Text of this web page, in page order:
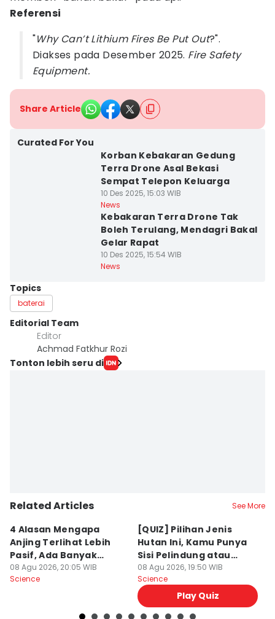
Referensi
"Why Can’t Lithium Fires Be Put Out?".
Diakses pada Desember 2025. Fire Safety
Equipment.
Share Article
Curated For You
Korban Kebakaran Gedung
Terra Drone Asal Bekasi
Sempat Telepon Keluarga
10 Des 2025, 15:03 WIB
News
Kebakaran Terra Drone Tak
Boleh Terulang, Mendagri Bakal
Gelar Rapat
10 Des 2025, 15:54 WIB
News
Topics
baterai
Editorial Team
Editor
Achmad Fatkhur Rozi
Tonton lebih seru di
Related Articles See More
4 Alasan Mengapa
Anjing Terlihat Lebih
Pasif, Ada Banyak
Faktor!
08 Agu 2026, 20:05 WIB
Science
[QUIZ] Pilihan Jenis
Hutan Ini, Kamu Punya
Sisi Pelindung atau
Penghancur?
08 Agu 2026, 19:50 WIB
Science
Play Quiz